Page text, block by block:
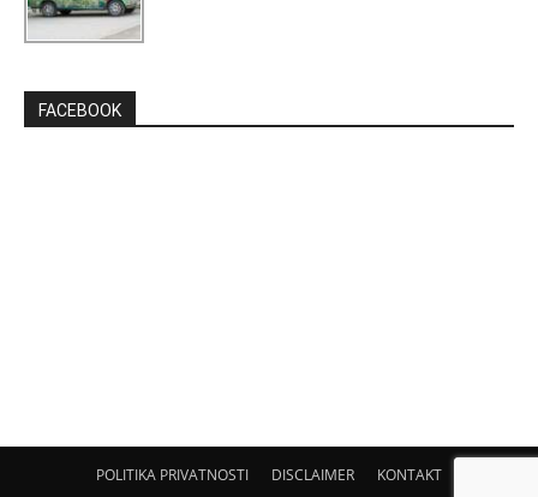
FACEBOOK
POLITIKA PRIVATNOSTI DISCLAIMER KONTAKT